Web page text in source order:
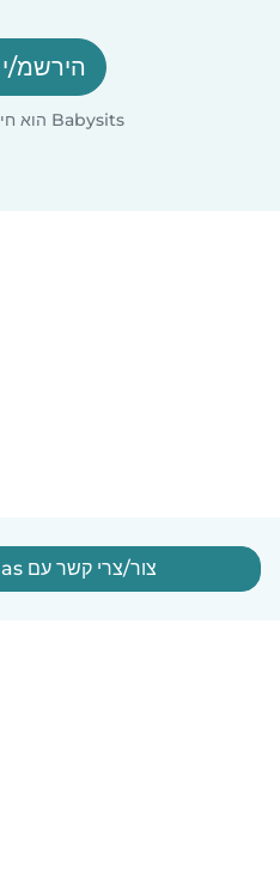
הירשמ/
Babysits הוא חינם לבייביסיטריות!
צור/צרי קשר עם Jonas